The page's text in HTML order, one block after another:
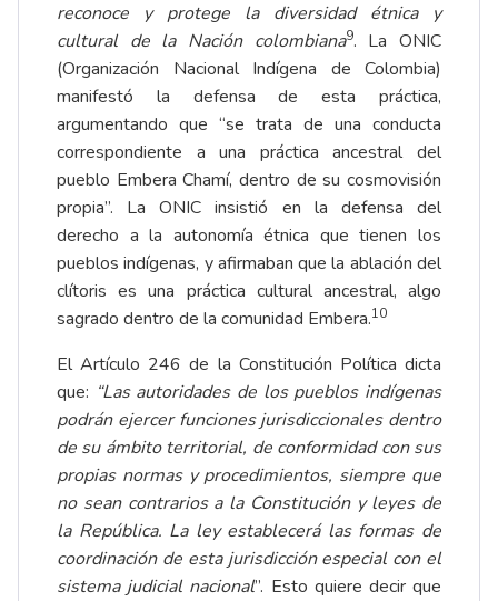
reconoce y protege la diversidad étnica y
cultural de la Nación colombiana9. La ONIC
(Organización Nacional Indígena de Colombia)
manifestó la defensa de esta práctica,
argumentando que “se trata de una conducta
correspondiente a una práctica ancestral del
pueblo Embera Chamí, dentro de su cosmovisión
propia”. La ONIC insistió en la defensa del
derecho a la autonomía étnica que tienen los
pueblos indígenas, y afirmaban que la ablación del
clítoris es una práctica cultural ancestral, algo
sagrado dentro de la comunidad Embera.10
El Artículo 246 de la Constitución Política dicta
que: “Las autoridades de los pueblos indígenas
podrán ejercer funciones jurisdiccionales dentro
de su ámbito territorial, de conformidad con sus
propias normas y procedimientos, siempre que
no sean contrarios a la Constitución y leyes de
la República. La ley establecerá las formas de
coordinación de esta jurisdicción especial con el
sistema judicial nacional”. Esto quiere decir que